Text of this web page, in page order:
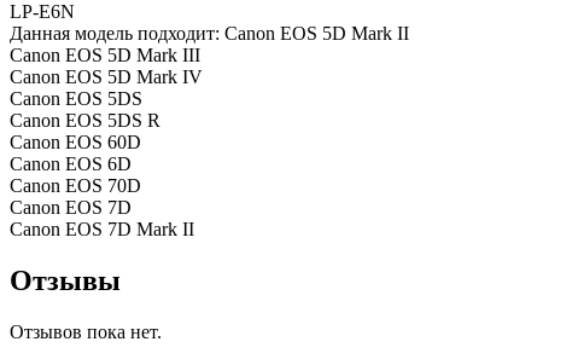
LP-E6N
Данная модель подходит: Canon EOS 5D Mark II
Canon EOS 5D Mark III
Canon EOS 5D Mark IV
Canon EOS 5DS
Canon EOS 5DS R
Canon EOS 60D
Canon EOS 6D
Canon EOS 70D
Canon EOS 7D
Canon EOS 7D Mark II
Отзывы
Отзывов пока нет.